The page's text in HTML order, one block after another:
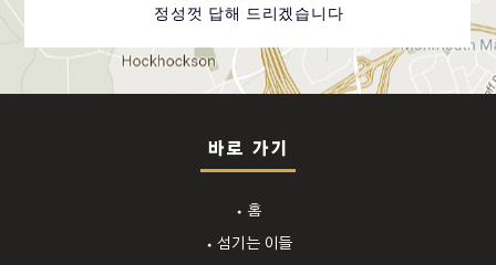
정성껏 답해 드리겠습니다
바로 가기
⬩ 홈
⬩ 섬기는 이들